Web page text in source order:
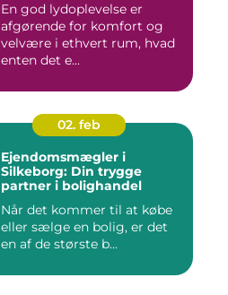
En god lydoplevelse er
afgørende for komfort og
velvære i ethvert rum, hvad
enten det e...
02. feb
Ejendomsmægler i
Silkeborg: Din trygge
partner i bolighandel
Når det kommer til at købe
eller sælge en bolig, er det
en af de største b...